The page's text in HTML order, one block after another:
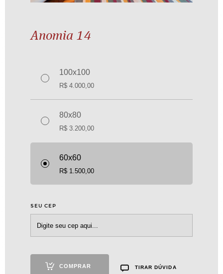
Anomia 14
100x100
R$ 4.000,00
80x80
R$ 3.200,00
60x60
R$ 1.500,00
SEU CEP
COMPRAR TIRAR DÚVIDA